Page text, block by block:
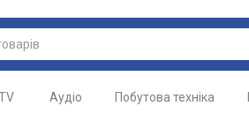
Аудіо Побутова техніка